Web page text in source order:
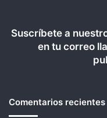
Suscríbete a
en tu correo
Comentarios recientes